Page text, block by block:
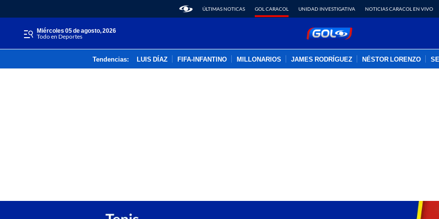
ÚLTIMAS NOTICAS GOL CARACOL UNIDAD INVESTIGATIVA NOTICIAS CARACOL EN VIVO
miércoles 05 de agosto, 2026
Todo en Deportes
Tendencias: LUIS DÍAZ FIFA-INFANTINO MILLONARIOS JAMES RODRÍGUEZ NÉSTOR LORENZO